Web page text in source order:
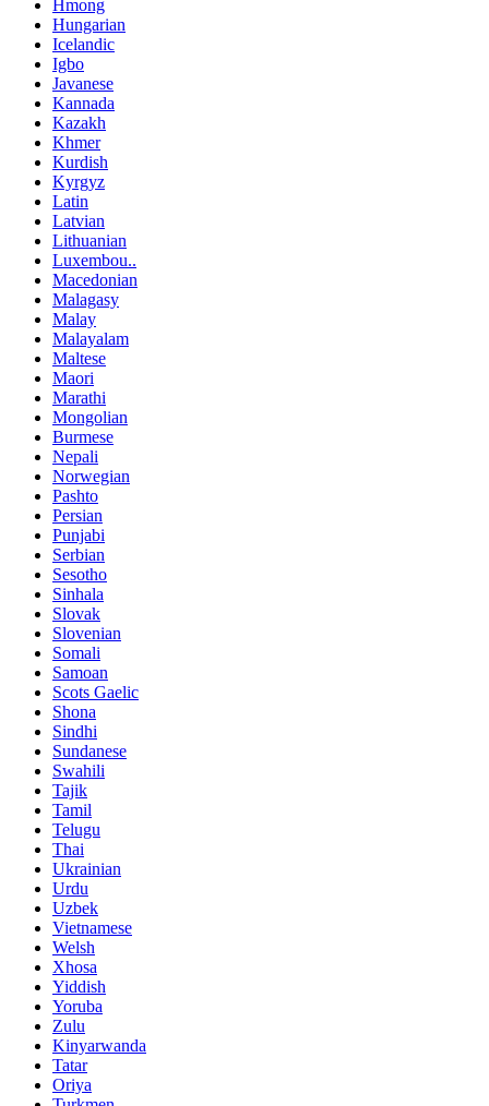
Hmong
Hungarian
Icelandic
Igbo
Javanese
Kannada
Kazakh
Khmer
Kurdish
Kyrgyz
Latin
Latvian
Lithuanian
Luxembou..
Macedonian
Malagasy
Malay
Malayalam
Maltese
Maori
Marathi
Mongolian
Burmese
Nepali
Norwegian
Pashto
Persian
Punjabi
Serbian
Sesotho
Sinhala
Slovak
Slovenian
Somali
Samoan
Scots Gaelic
Shona
Sindhi
Sundanese
Swahili
Tajik
Tamil
Telugu
Thai
Ukrainian
Urdu
Uzbek
Vietnamese
Welsh
Xhosa
Yiddish
Yoruba
Zulu
Kinyarwanda
Tatar
Oriya